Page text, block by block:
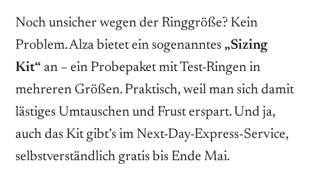
Noch unsicher wegen der Ringgröße? Kein
Problem. Alza bietet ein sogenanntes „Sizing
Kit“ an – ein Probepaket mit Test-Ringen in
mehreren Größen. Praktisch, weil man sich damit
lästiges Umtauschen und Frust erspart. Und ja,
auch das Kit gibt’s im Next-Day-Express-Service,
selbstverständlich gratis bis Ende Mai.